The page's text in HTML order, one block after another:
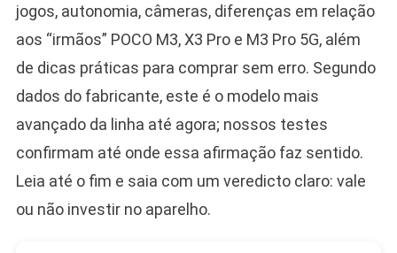
jogos, autonomia, câmeras, diferenças em relação
aos “irmãos” POCO M3, X3 Pro e M3 Pro 5G, além
de dicas práticas para comprar sem erro. Segundo
dados do fabricante, este é o modelo mais
avançado da linha até agora; nossos testes
confirmam até onde essa afirmação faz sentido.
Leia até o fim e saia com um veredicto claro: vale
ou não investir no aparelho.